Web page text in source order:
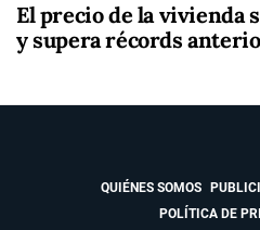
El precio de la vivienda
y supera récords
QUIÉNES SOMOS
POLÍTICA DE